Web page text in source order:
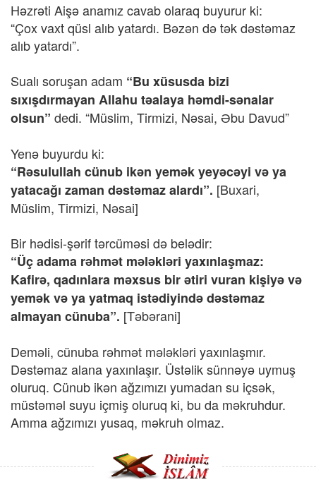
Həzrəti Aişə anamız cavab olaraq buyurur ki:
“Çox vaxt qüsl alıb yatardı. Bəzən də tək dəstəmaz
alıb yatardı”.
Sualı soruşan adam “Bu xüsusda bizi
sıxışdırmayan Allahu təalaya həmdi-sənalar
olsun” dedi. “Müslim, Tirmizi, Nəsai, Əbu Davud”
Yenə buyurdu ki:
“Rəsulullah cünub ikən yemək yeyəcəyi və ya
yatacağı zaman dəstəmaz alardı”. [Buxari,
Müslim, Tirmizi, Nəsai]
Bir hədisi-şərif tərcüməsi də belədir:
“Üç adama rəhmət mələkləri yaxınlaşmaz:
Kafirə, qadınlara məxsus bir ətiri vuran kişiyə və
yemək və ya yatmaq istədiyində dəstəmaz
almayan cünuba”. [Təbərani]
Deməli, cünuba rəhmət mələkləri yaxınlaşmır.
Dəstəmaz alana yaxınlaşır. Üstəlik sünnəyə uymuş
oluruq. Cünub ikən ağzımızı yumadan su içsək,
müstəməl suyu içmiş oluruq ki, bu da məkruhdur.
Amma ağzımızı yusaq, məkruh olmaz.